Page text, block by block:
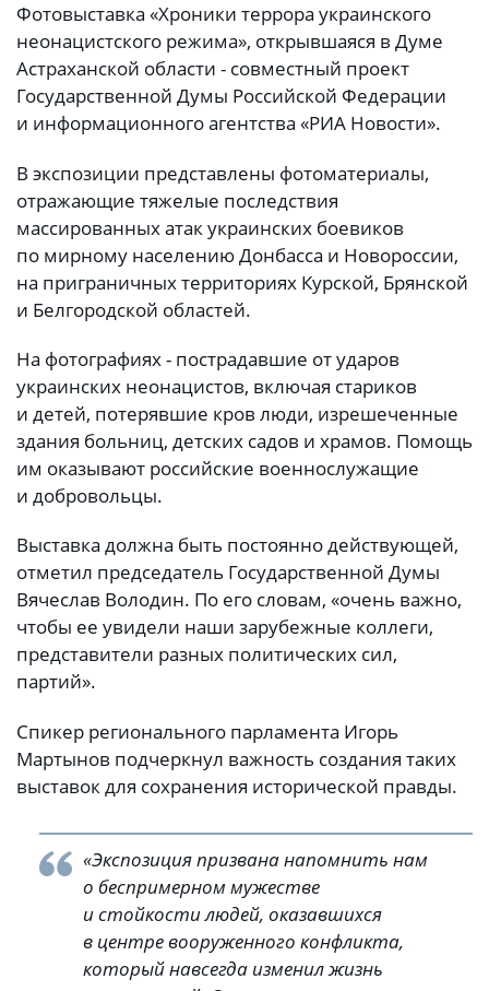
Фотовыставка «Хроники террора украинского
неонацистского режима», открывшаяся в Думе
Астраханской области - совместный проект
Государственной Думы Российской Федерации
и информационного агентства «РИА Новости».
В экспозиции представлены фотоматериалы,
отражающие тяжелые последствия
массированных атак украинских боевиков
по мирному населению Донбасса и Новороссии,
на приграничных территориях Курской, Брянской
и Белгородской областей.
На фотографиях - пострадавшие от ударов
украинских неонацистов, включая стариков
и детей, потерявшие кров люди, изрешеченные
здания больниц, детских садов и храмов. Помощь
им оказывают российские военнослужащие
и добровольцы.
Выставка должна быть постоянно действующей,
отметил председатель Государственной Думы
Вячеслав Володин. По его словам, «очень важно,
чтобы ее увидели наши зарубежные коллеги,
представители разных политических сил,
партий».
Спикер регионального парламента Игорь
Мартынов подчеркнул важность создания таких
выставок для сохранения исторической правды.
«Экспозиция призвана напомнить нам
о беспримерном мужестве
и стойкости людей, оказавшихся
в центре вооруженного конфликта,
который навсегда изменил жизнь